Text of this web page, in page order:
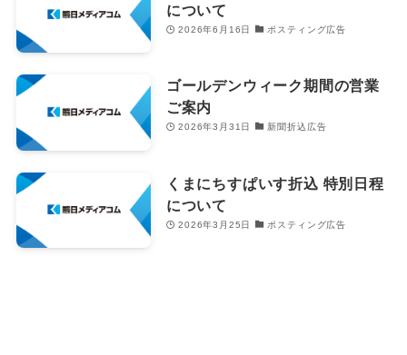
について
2026年6月16日 ポスティング広告
ゴールデンウィーク期間の営業
ご案内
2026年3月31日 新聞折込広告
くまにちすぱいす折込 特別日程
について
2026年3月25日 ポスティング広告